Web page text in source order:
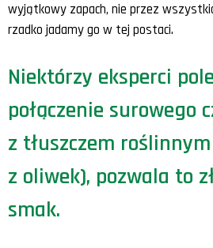
wyjątkowy zapach, nie przez
rzadko jadamy go w tej postaci.
Niektórzy eksperci
połączenie surowego
z tłuszczem
z oliwek), pozwala to
smak.